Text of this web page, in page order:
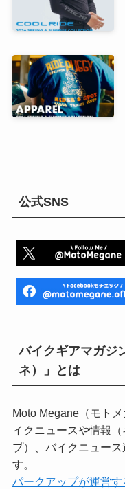
公式SNS
バイクギアマガジ
ネ）」とは
Moto Megane（モト
イクニュースや情報
プ）、バイクニュー
す。
パークアップが運営す